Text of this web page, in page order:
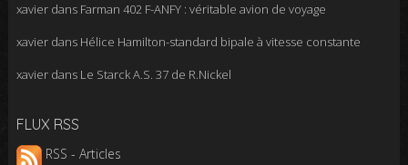
xavierdans Farman 402 F-ANFY : véritable avion de voyage
xavierdans Hélice Hamilton-standard bipale à vitesse constante
xavierdans Le Starck A.S. 37 de R.Nickel
FLUX RSS
RSS - Articles